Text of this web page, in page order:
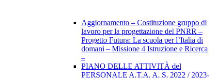
Aggiornamento – Costituzione gruppo di
lavoro per la progettazione del PNRR –
Progetto Futura: La scuola per l’Italia di
domani – Missione 4 Istruzione e Ricerca
–
PIANO DELLE ATTIVITÀ del
PERSONALE A.T.A. A. S. 2022 / 2023-